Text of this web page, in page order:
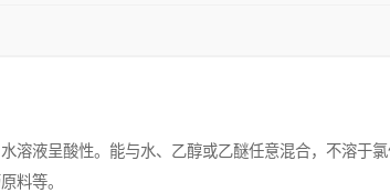
溶液呈酸性。能与水、乙醇或乙醚任意混合，不溶于
料等。